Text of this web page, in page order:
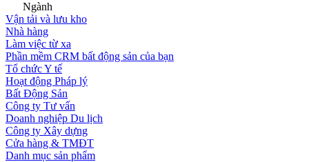
Ngành
Vận tải và lưu kho
Nhà hàng
Làm việc từ xa
Phần mềm CRM bất động sản của bạn
Tổ chức Y tế
Hoạt động Pháp lý
Bất Động Sản
Công ty Tư vấn
Doanh nghiệp Du lịch
Công ty Xây dựng
Cửa hàng & TMĐT
Danh mục sản phẩm